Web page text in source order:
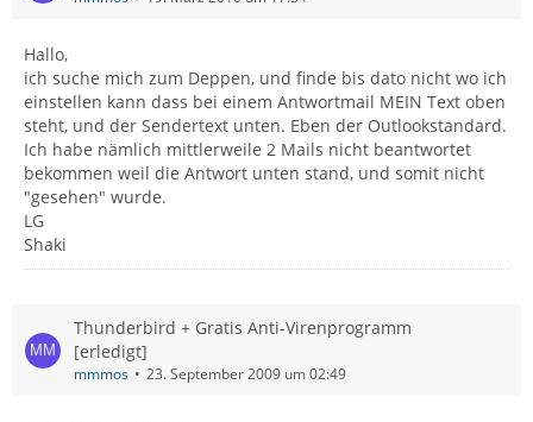
Hallo,
ich suche mich zum Deppen, und finde bis dato nicht wo ich
einstellen kann dass bei einem Antwortmail MEIN Text oben
steht, und der Sendertext unten. Eben der Outlookstandard.
Ich habe nämlich mittlerweile 2 Mails nicht beantwortet
bekommen weil die Antwort unten stand, und somit nicht
"gesehen" wurde.
LG
Shaki
Thunderbird + Gratis Anti-Virenprogramm
[erledigt]
mmmos 23. September 2009 um 02:49